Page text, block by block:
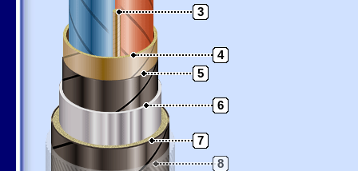
3
4
5
6
7
8